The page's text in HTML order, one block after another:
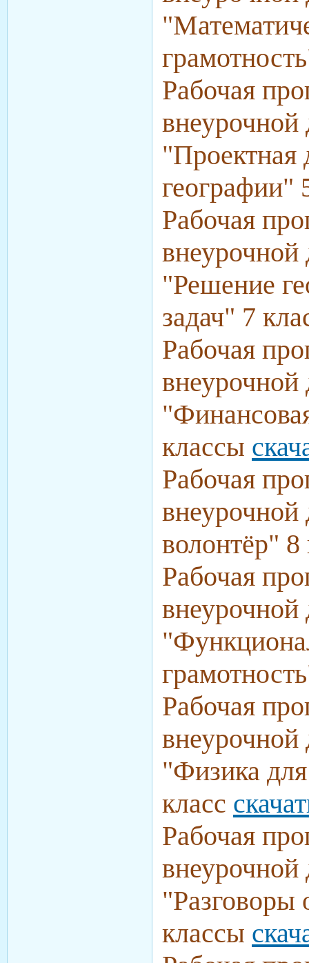
Рабочая
внеурочной
"Проектная
географии"
Рабочая
внеурочной
"Решение
задач" 7
Рабочая
внеурочной
классы
Рабочая
внеурочной
волонтёр"
Рабочая
внеурочной
Рабочая
внеурочной
"Физика
класс
Рабочая
внеурочной
"Разговоры
классы